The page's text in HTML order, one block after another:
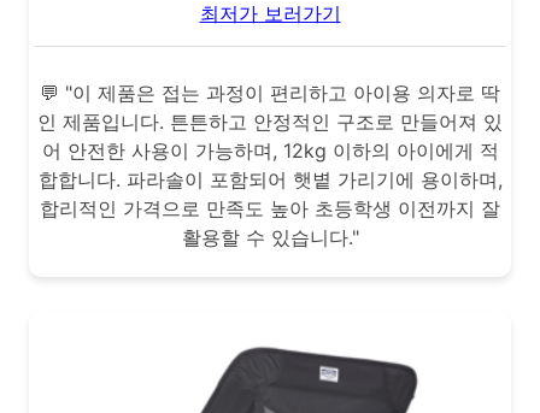
최저가 보러가기
💬 "이 제품은 접는 과정이 편리하고 아이용 의자로 딱
인 제품입니다. 튼튼하고 안정적인 구조로 만들어져 있
어 안전한 사용이 가능하며, 12kg 이하의 아이에게 적
합합니다. 파라솔이 포함되어 햇볕 가리기에 용이하며,
합리적인 가격으로 만족도 높아 초등학생 이전까지 잘
활용할 수 있습니다."